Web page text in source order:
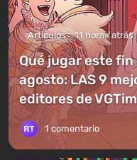
Artículos 11 horas atrás
Qué jugar este
agosto: LAS 9
editores de
1 comentario